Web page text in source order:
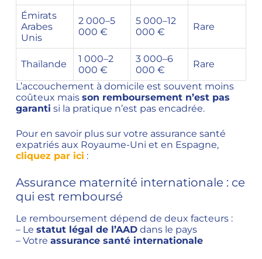
Émirats
Arabes
Unis
2 000–5
000 €
5 000–12
000 €
Rare
Thaïlande
1 000–2
000 €
3 000–6
000 €
Rare
L’accouchement à domicile est souvent moins
coûteux mais son remboursement n’est pas
garanti si la pratique n’est pas encadrée.
Pour en savoir plus sur votre assurance santé
expatriés aux Royaume-Uni et en Espagne,
cliquez par ici :
Assurance maternité internationale : ce
qui est remboursé
Le remboursement dépend de deux facteurs :
– Le statut légal de l’AADdans le pays
– Votre assurance santé internationale